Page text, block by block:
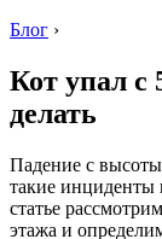
Блог ›
Кот упал с
делать
Падение с
такие инциденты
статье
этажа и